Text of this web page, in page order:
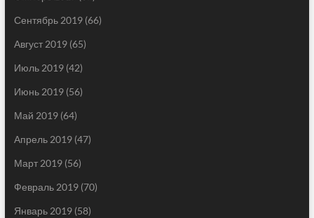
Сентябрь 2019(66)
Август 2019(65)
Июль 2019(42)
Июнь 2019(56)
Май 2019(64)
Апрель 2019(47)
Март 2019(56)
Февраль 2019(70)
Январь 2019(58)